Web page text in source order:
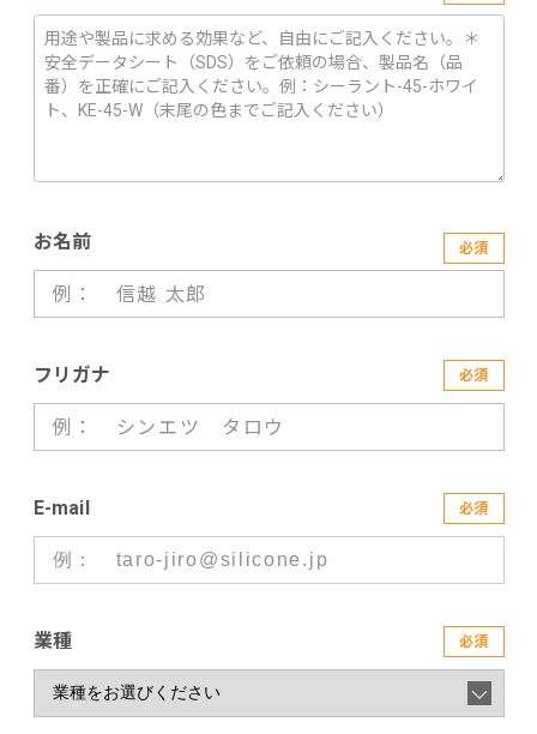
お名前 必須
フリガナ 必須
E-mail 必須
業種 必須